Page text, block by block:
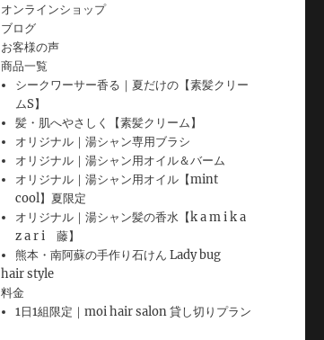
オンラインショップ
ブログ
お客様の声
商品一覧
シークワーサー香る｜夏だけの【素髪クリー
ムS】
髪・肌へやさしく【素髪クリーム】
オリジナル｜湯シャン専用ブラシ
オリジナル｜湯シャン用オイル＆バーム
オリジナル｜湯シャン用オイル【mint
cool】夏限定
オリジナル｜湯シャン髪の香水【k a m i k a
z a r i 藤】
熊本・南阿蘇の手作り石けん Lady bug
hair style
料金
1日1組限定｜moi hair salon 貸し切りプラン